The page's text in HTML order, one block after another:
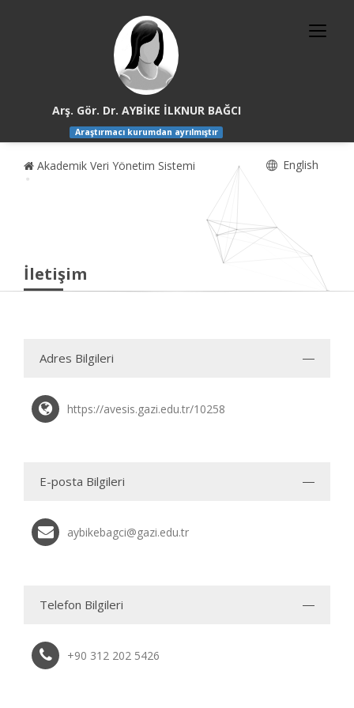
Arş. Gör. Dr. AYBİKE İLKNUR BAĞCI
Araştırmacı kurumdan ayrılmıştır
Akademik Veri Yönetim Sistemi English
İletişim
Adres Bilgileri
https://avesis.gazi.edu.tr/10258
E-posta Bilgileri
aybikebagci@gazi.edu.tr
Telefon Bilgileri
+90 312 202 5426